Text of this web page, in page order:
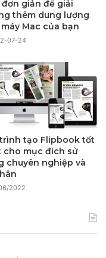
đơn giản để giải
thêm dung lượng
Mac của bạn
07-24
tạo Flipbook tốt
cho mục đích sử
chuyên nghiệp và
2022